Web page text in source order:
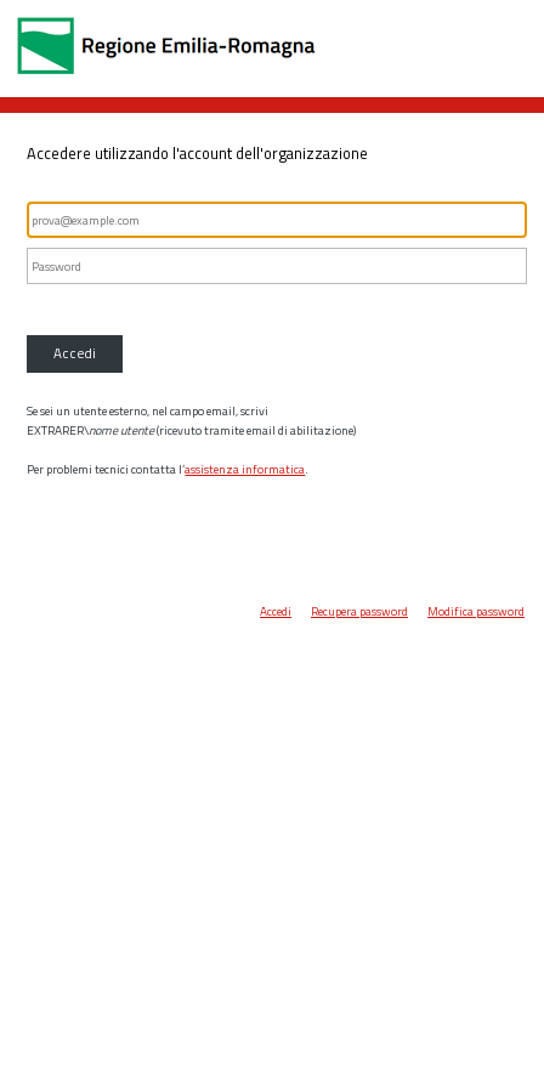
Accedere utilizzando l'account dell'organizzazione
Accedi
Se sei un utente esterno, nel campo email, scrivi
EXTRARER\nome utente(ricevuto tramite email di abilitazione)
Per problemi tecnici contatta l’assistenza informatica.
Accedi Recupera password Modifica password